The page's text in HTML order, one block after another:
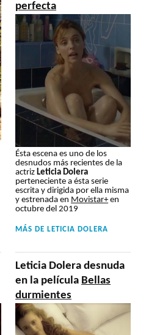
perfecta
Ésta escena es uno de los
desnudos más recientes de la
actrizLeticia Dolera
perteneciente a ésta serie
escrita y dirigida por ella misma
y estrenada en Movistar+en
octubre del 2019
MÁS DE LETICIA DOLERA
Leticia Dolera desnuda
en la película Bellas
durmientes